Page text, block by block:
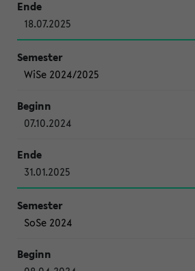
18.07.2025
WiSe 2024/2025
07.10.2024
31.01.2025
SoSe 2024